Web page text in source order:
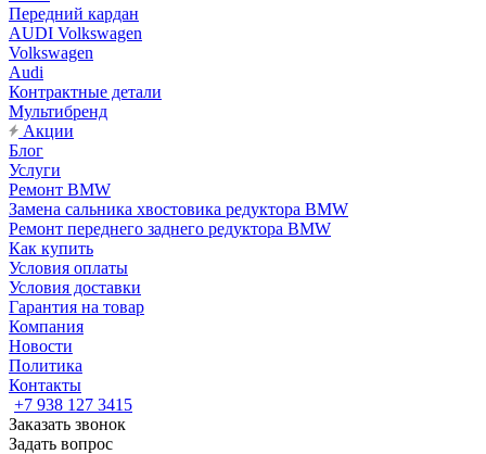
Передний кардан
AUDI Volkswagen
Volkswagen
Audi
Контрактные детали
Мультибренд
Акции
Блог
Услуги
Ремонт BMW
Замена сальника хвостовика редуктора BMW
Ремонт переднего заднего редуктора BMW
Как купить
Условия оплаты
Условия доставки
Гарантия на товар
Компания
Новости
Политика
Контакты
+7 938 127 3415
Заказать звонок
Задать вопрос